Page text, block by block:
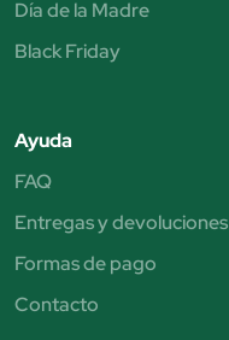
Día de la Madre
Black Friday
Ayuda
FAQ
Entregas y devoluciones
Formas de pago
Contacto